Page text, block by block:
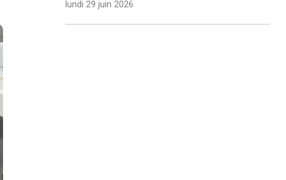
lundi 29 juin 2026